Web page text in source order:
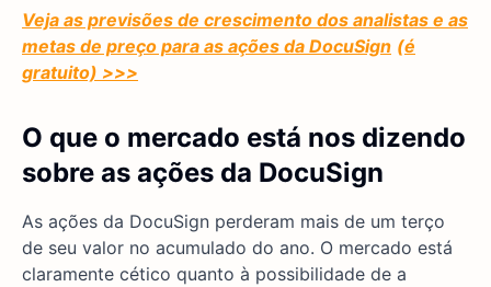
Veja as previsões de crescimento dos analistas e as
metas de preço para as ações da DocuSign (é
gratuito) >>>
O que o mercado está nos dizendo
sobre as ações da DocuSign
As ações da DocuSign perderam mais de um terço
de seu valor no acumulado do ano. O mercado está
claramente cético quanto à possibilidade de a